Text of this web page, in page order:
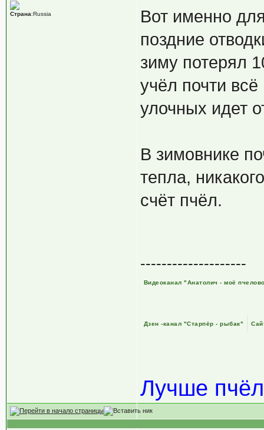
Страна:Russia
Вот именно
поздние
зиму потерял
учёл почти
улочных идет
В зимовнике
тепла,
счёт пчёл.
--------------------
Видеоканал "Анатолич - моё
Дзен -канал "Старпёр - рыбак"
Лучше